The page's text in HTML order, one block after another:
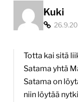
Kuki
Totta kai sitä
Satama yhtä
Satama on
niin löytää